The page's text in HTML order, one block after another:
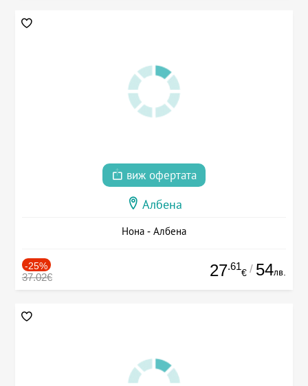
виж офертата
Албена
Нона - Албена
-25%
37.02€ 27.61
€ / 54лв.